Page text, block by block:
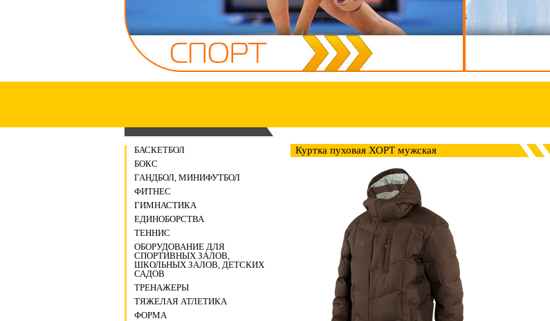
БАСКЕТБОЛ
БОКС
ГАНДБОЛ, МИНИФУТБОЛ
ФИТНЕС
ГИМНАСТИКА
ЕДИНОБОРСТВА
ТЕННИС
ОБОРУДОВАНИЕ ДЛЯ
СПОРТИВНЫХ ЗАЛОВ,
ШКОЛЬНЫХ ЗАЛОВ, ДЕТСКИХ
САДОВ
ТРЕНАЖЕРЫ
ТЯЖЕЛАЯ АТЛЕТИКА
ФОРМА
Куртка пуховая ХОРТ мужская